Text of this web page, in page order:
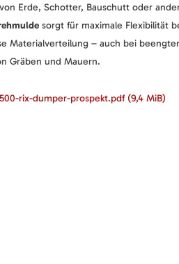
Erde, Schotter, Bauschutt oder
sorgt für maximale Flexibilität
Materialverteilung – auch bei
Gräben und Mauern.
rix-dumper-prospekt.pdf (9,4 MiB)